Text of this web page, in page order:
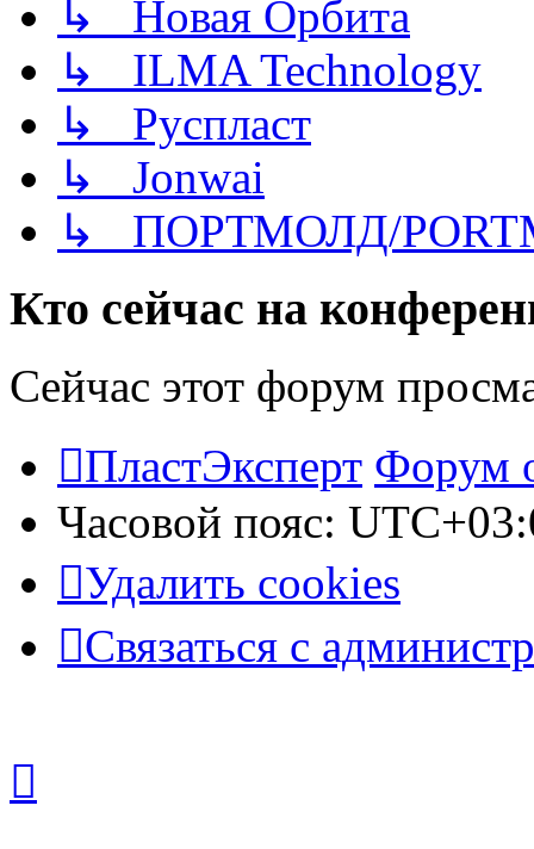
↳ Новая Орбита
↳ ILMA Technology
↳ Руспласт
↳ Jonwai
↳ ПОРТМОЛД/
Кто сейчас на
Сейчас этот форум
ПластЭксперт Форум
Часовой пояс:
Удалить cookies
Связаться с